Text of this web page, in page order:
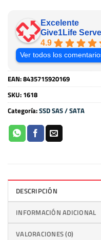
Excelente
Give1Life
4.9
Ver todos los
EAN:8435715920169
SKU: 1618
Categoría:SSD SAS / SATA
DESCRIPCIÓN
INFORMACIÓN ADICIONAL
VALORACIONES (0)